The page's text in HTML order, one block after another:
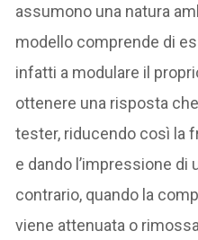
assumono una natura
modello comprende di
infatti a modulare il
ottenere una risposta
tester, riducendo così la
e dando l’impressione di
contrario, quando la
viene attenuata o